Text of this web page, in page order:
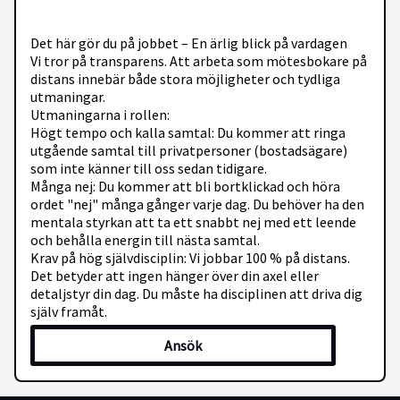
Det här gör du på jobbet – En ärlig blick på vardagen
Vi tror på transparens. Att arbeta som mötesbokare på
distans innebär både stora möjligheter och tydliga
utmaningar.
Utmaningarna i rollen:
Högt tempo och kalla samtal: Du kommer att ringa
utgående samtal till privatpersoner (bostadsägare)
som inte känner till oss sedan tidigare.
Många nej: Du kommer att bli bortklickad och höra
ordet "nej" många gånger varje dag. Du behöver ha den
mentala styrkan att ta ett snabbt nej med ett leende
och behålla energin till nästa samtal.
Krav på hög självdisciplin: Vi jobbar 100 % på distans.
Det betyder att ingen hänger över din axel eller
detaljstyr din dag. Du måste ha disciplinen att driva dig
själv framåt.
Det positiva med rollen:
Enkel och kostnadsfri tjänst: Vår tjänst är helt gratis
Ansök